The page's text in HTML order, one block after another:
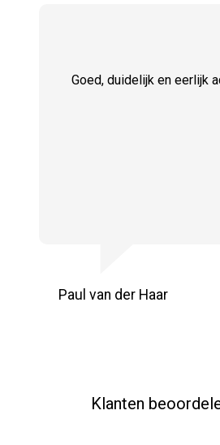
Goed, duidelijk en eerlijk
Paul van der Haar
Klanten